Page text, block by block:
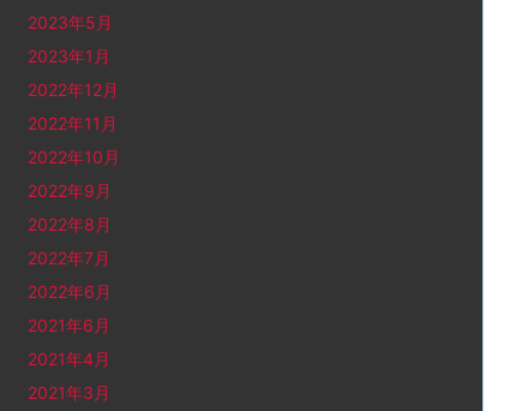
2023年5月
2023年1月
2022年12月
2022年11月
2022年10月
2022年9月
2022年8月
2022年7月
2022年6月
2021年6月
2021年4月
2021年3月